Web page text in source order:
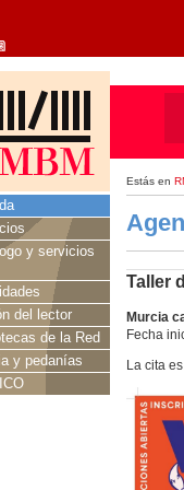
Estás en
y servicios
del lector
de la Red
y pedanías
Taller
Murcia
Fecha
La cita